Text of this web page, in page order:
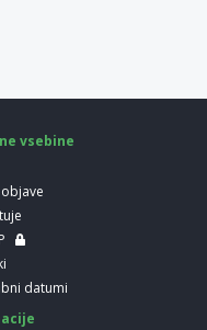
vsebine
datumi